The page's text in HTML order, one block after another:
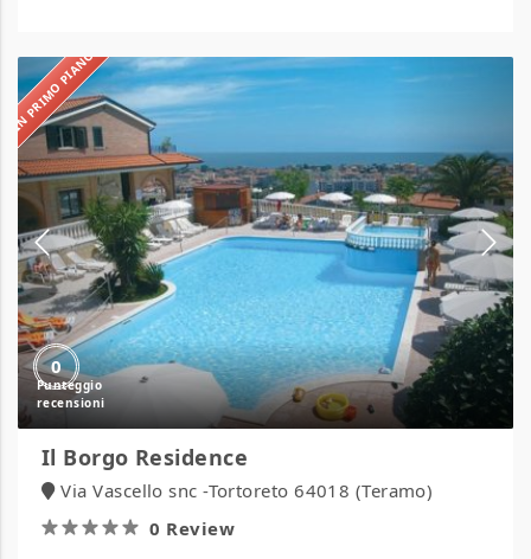
IN PRIMO PIANO
0
Il
Borgo
Residence
Il Borgo Residence
Via Vascello snc -Tortoreto 64018 (Teramo)
0 Review